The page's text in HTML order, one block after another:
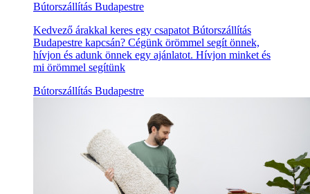
Bútorszállítás Budapestre
Kedvező árakkal keres egy csapatot Bútorszállítás
Budapestre kapcsán? Cégünk örömmel segít önnek,
hívjon és adunk önnek egy ajánlatot. Hívjon minket és
mi örömmel segítünk
Bútorszállítás Budapestre